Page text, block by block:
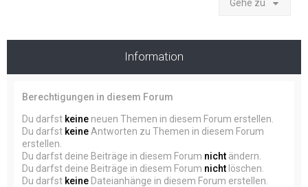
Gehe zu
Information
Berechtigungen in diesem Forum
Du darfst keine neuen Themen in diesem Forum erstellen.
Du darfst keine Antworten zu Themen in diesem Forum
erstellen.
Du darfst deine Beiträge in diesem Forum nicht ändern.
Du darfst deine Beiträge in diesem Forum nicht löschen.
Du darfst keine Dateianhänge in diesem Forum erstellen.